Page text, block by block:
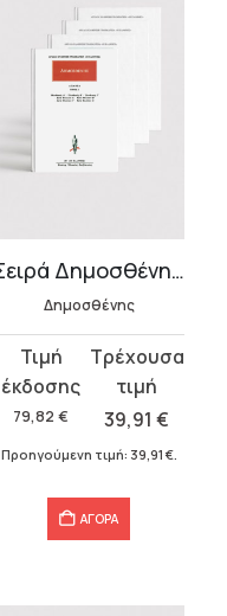
Σειρά Δημοσθένης κατά Φιλίππου (4 τόμοι)
Δημοσθένης
79,82 €
Original
price
was:
79,82 €.
39,91 €
τρέχουσα
τιμή
είναι:
Προηγούμενη τιμή: 39,91 €.
ΑΓΟΡΑ